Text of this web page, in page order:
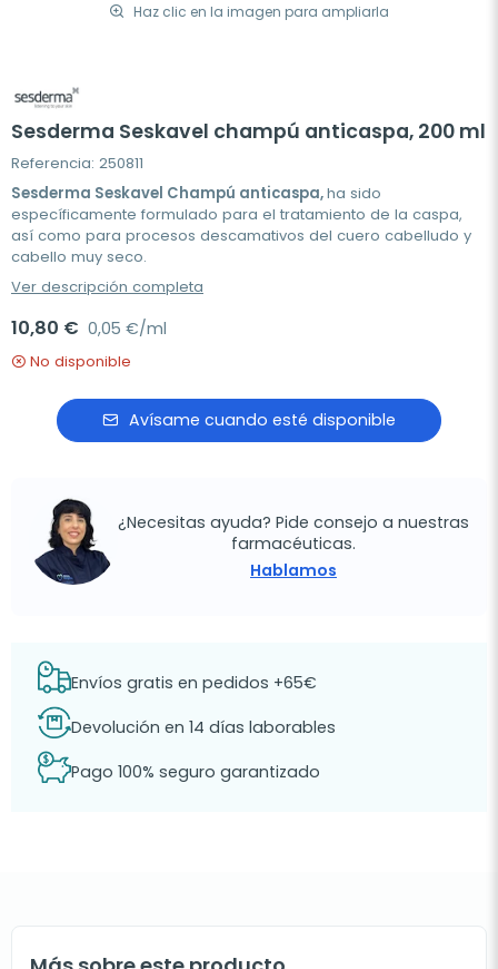
Haz clic en la imagen para ampliarla
Sesderma Seskavel champú anticaspa, 200 ml
Referencia: 250811
Sesderma Seskavel Champú anticaspa,ha sido
específicamente formulado para el tratamiento de la caspa,
así como para procesos descamativos del cuero cabelludo y
cabello muy seco.
Ver descripción completa
10,80 € 0,05 €/ml
No disponible
Avísame cuando esté disponible
¿Necesitas ayuda? Pide consejo a nuestras
farmacéuticas.
Hablamos
Envíos gratis en pedidos +65€
Devolución en 14 días laborables
Pago 100% seguro garantizado